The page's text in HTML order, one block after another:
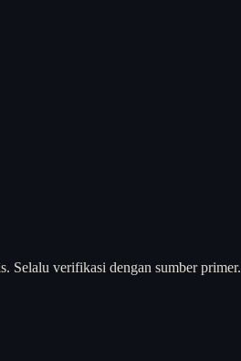
Selalu verifikasi dengan sumber primer.